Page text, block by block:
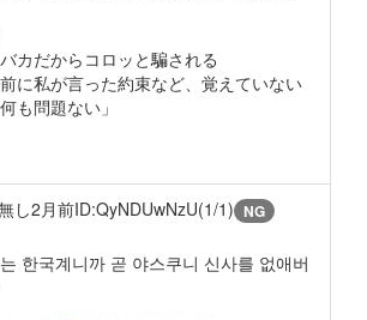
バカだからコロッと騙される
に私が言った約束など、覚えていない
も問題ない」
し2月前ID:QyNDUwNzU(1/1) NG
한국계니까 곧 야스쿠니 신사를 없애버